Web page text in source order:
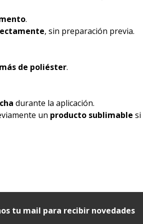
.
, sin preparación previa.
de poliéster.
durante la aplicación.
un producto sublimable si
tu mail para recibir novedades